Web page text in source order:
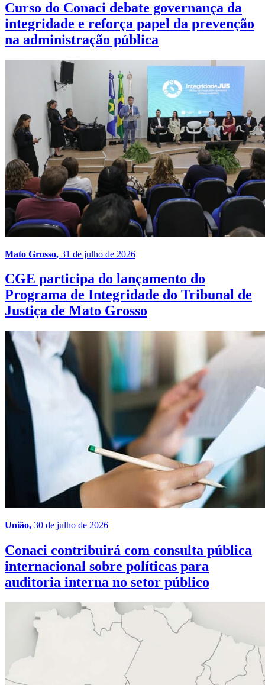
Curso do Conaci debate governança da
integridade e reforça papel da prevenção
na administração pública
Mato Grosso, 31 de julho de 2026
CGE participa do lançamento do
Programa de Integridade do Tribunal de
Justiça de Mato Grosso
União, 30 de julho de 2026
Conaci contribuirá com consulta pública
internacional sobre políticas para
auditoria interna no setor público